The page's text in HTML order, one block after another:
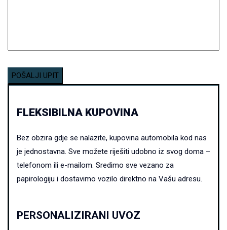
FLEKSIBILNA KUPOVINA
Bez obzira gdje se nalazite, kupovina automobila kod nas
je jednostavna. Sve možete riješiti udobno iz svog doma –
telefonom ili e-mailom. Sredimo sve vezano za
papirologiju i dostavimo vozilo direktno na Vašu adresu.
PERSONALIZIRANI UVOZ